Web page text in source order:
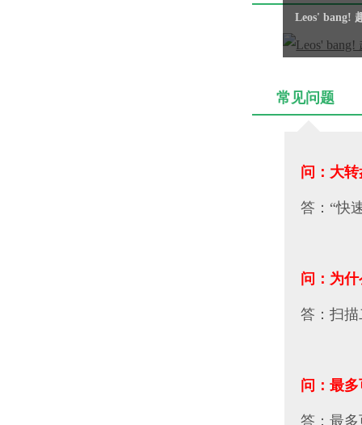
Leos' bang!
常见问题
问：大
答：“快
问：为
答：扫
问：最
答：最